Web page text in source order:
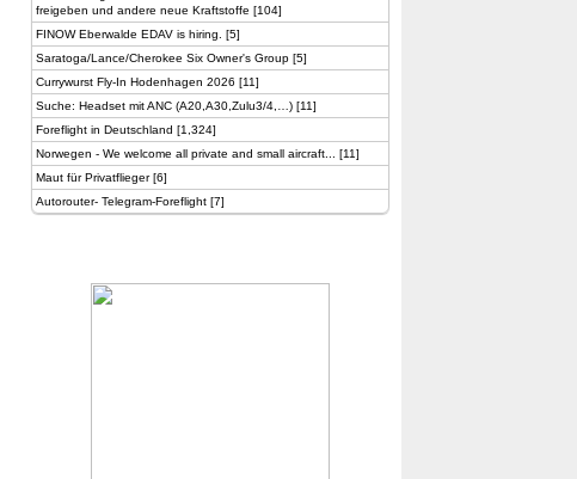
freigeben und andere neue Kraftstoffe [104]
FINOW Eberwalde EDAV is hiring.
[5]
Saratoga/Lance/Cherokee Six Owner's Group [5]
Currywurst Fly-In Hodenhagen 2026 [11]
Suche: Headset mit ANC (A20,A30,Zulu3/4,…) [11]
Foreflight in Deutschland [1,324]
Norwegen - We welcome all private and small aircraft...
[11]
Maut für Privatflieger[6]
Autorouter- Telegram-Foreflight [7]